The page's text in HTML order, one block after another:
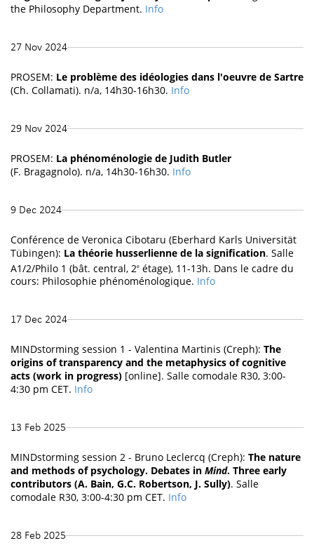
the Philosophy Department. Info
27 Nov 2024
PROSEM: Le problème des idéologies dans l'oeuvre de Sartre
(Ch. Collamati). n/a, 14h30-16h30. Info
29 Nov 2024
PROSEM: La phénoménologie de Judith Butler
(F. Bragagnolo). n/a, 14h30-16h30. Info
9 Dec 2024
Conférence de Veronica Cibotaru (Eberhard Karls Universität
Tübingen): La théorie husserlienne de la signification. Salle
A1/2/Philo 1 (bât. central, 2e étage), 11-13h. Dans le cadre du
cours: Philosophie phénoménologique. Info
17 Dec 2024
MINDstorming session 1 - Valentina Martinis (Creph): The
origins of transparency and the metaphysics of cognitive
acts (work in progress) [online]. Salle comodale R30, 3:00-
4:30 pm CET. Info
13 Feb 2025
MINDstorming session 2 - Bruno Leclercq (Creph): The nature
and methods of psychology. Debates in Mind. Three early
contributors (A. Bain, G.C. Robertson, J. Sully). Salle
comodale R30, 3:00-4:30 pm CET. Info
28 Feb 2025